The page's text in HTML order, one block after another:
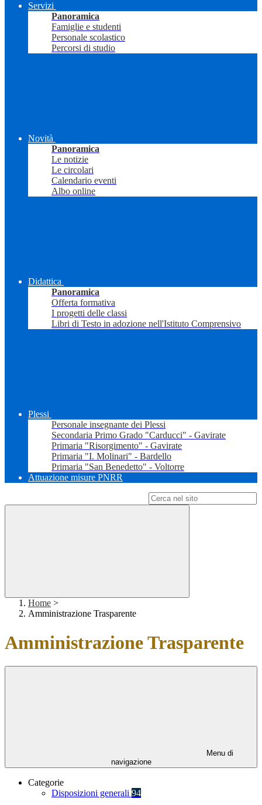
Servizi
Panoramica
Famiglie e studenti
Personale scolastico
Percorsi di studio
Novità
Panoramica
Le notizie
Le circolari
Calendario eventi
Albo online
Didattica
Panoramica
Offerta formativa
I progetti delle classi
Libri di Testo in adozione nell'Istituto Comprensivo
Plessi
Personale insegnante dei Plessi
Secondaria Primo Grado "Carducci" - Gavirate
Primaria "Risorgimento" - Gavirate
Primaria "I. Molinari" - Bardello
Primaria "San Benedetto" - Voltorre
Attuazione misure PNRR
Home >
Amministrazione Trasparente
Amministrazione Trasparente
Menu di
navigazione
Categorie
Disposizioni generali 94